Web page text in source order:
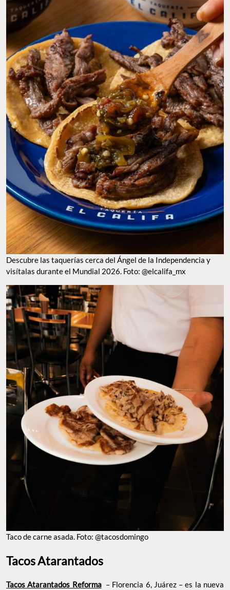
Descubre las taquerías cerca del Ángel de la Independencia y
visítalas durante el Mundial 2026. Foto: @elcalifa_mx
Taco de carne asada. Foto: @tacosdomingo
Tacos Atarantados
Tacos Atarantados Reforma– Florencia 6, Juárez – es la nueva